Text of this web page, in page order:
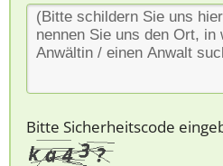
Bitte Sicherheitscode